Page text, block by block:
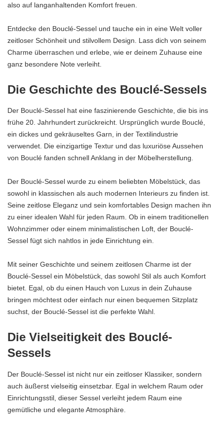
also auf langanhaltenden Komfort freuen.
Entdecke den Bouclé-Sessel und tauche ein in eine Welt voller
zeitloser Schönheit und stilvollem Design. Lass dich von seinem
Charme überraschen und erlebe, wie er deinem Zuhause eine
ganz besondere Note verleiht.
Die Geschichte des Bouclé-Sessels
Der Bouclé-Sessel hat eine faszinierende Geschichte, die bis ins
frühe 20. Jahrhundert zurückreicht. Ursprünglich wurde Bouclé,
ein dickes und gekräuseltes Garn, in der Textilindustrie
verwendet. Die einzigartige Textur und das luxuriöse Aussehen
von Bouclé fanden schnell Anklang in der Möbelherstellung.
Der Bouclé-Sessel wurde zu einem beliebten Möbelstück, das
sowohl in klassischen als auch modernen Interieurs zu finden ist.
Seine zeitlose Eleganz und sein komfortables Design machen ihn
zu einer idealen Wahl für jeden Raum. Ob in einem traditionellen
Wohnzimmer oder einem minimalistischen Loft, der Bouclé-
Sessel fügt sich nahtlos in jede Einrichtung ein.
Mit seiner Geschichte und seinem zeitlosen Charme ist der
Bouclé-Sessel ein Möbelstück, das sowohl Stil als auch Komfort
bietet. Egal, ob du einen Hauch von Luxus in dein Zuhause
bringen möchtest oder einfach nur einen bequemen Sitzplatz
suchst, der Bouclé-Sessel ist die perfekte Wahl.
Die Vielseitigkeit des Bouclé-
Sessels
Der Bouclé-Sessel ist nicht nur ein zeitloser Klassiker, sondern
auch äußerst vielseitig einsetzbar. Egal in welchem Raum oder
Einrichtungsstil, dieser Sessel verleiht jedem Raum eine
gemütliche und elegante Atmosphäre.